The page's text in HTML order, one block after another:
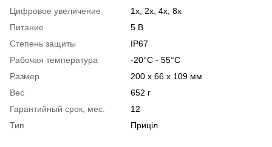
Цифровое увеличение
1x, 2x, 4x, 8x
Питание
5 В
Степень защиты
IP67
Рабочая температура
-20°C - 55°C
Размер
200 x 66 x 109 мм
Вес
652 г
Гарантийный срок, мес.
12
Тип
Приціл